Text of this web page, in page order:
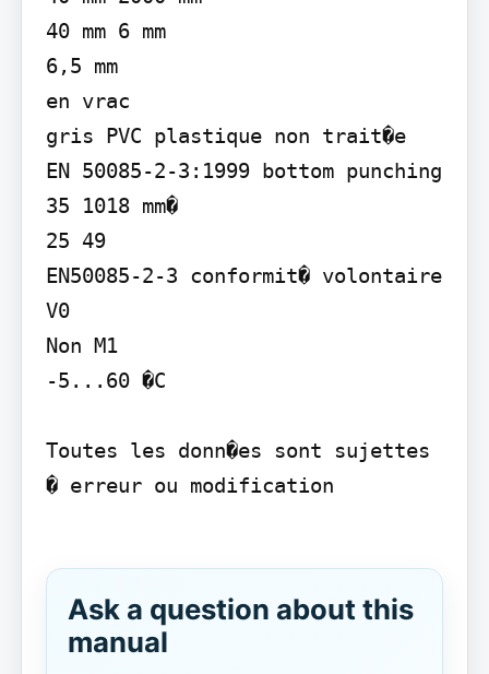
40 mm 6 mm
6,5 mm
en vrac
gris PVC plastique non trait�e
EN 50085-2-3:1999 bottom punching
35 1018 mm�
25 49
EN50085-2-3 conformit� volontaire
V0
Non M1
-5...60 �C
Toutes les donn�es sont sujettes
� erreur ou modification
Ask a question about this
manual